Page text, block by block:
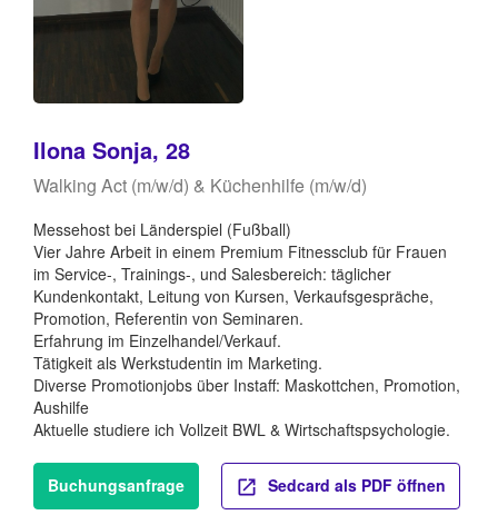
Ilona Sonja, 28
Walking Act (m/w/d) & Küchenhilfe (m/w/d)
Messehost bei Länderspiel (Fußball)
Vier Jahre Arbeit in einem Premium Fitnessclub für Frauen
im Service-, Trainings-, und Salesbereich: täglicher
Kundenkontakt, Leitung von Kursen, Verkaufsgespräche,
Promotion, Referentin von Seminaren.
Erfahrung im Einzelhandel/Verkauf.
Tätigkeit als Werkstudentin im Marketing.
Diverse Promotionjobs über Instaff: Maskottchen, Promotion,
Aushilfe
Aktuelle studiere ich Vollzeit BWL & Wirtschaftspsychologie.
Buchungsanfrage Sedcard als PDF öffnen